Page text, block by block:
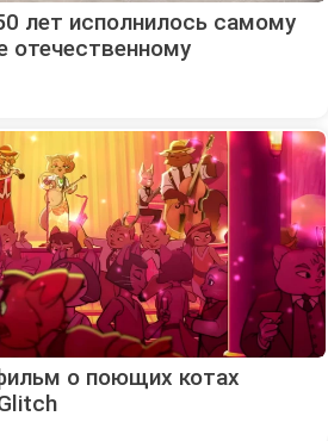
лет исполнилось самому
отечественному
о поющих котах